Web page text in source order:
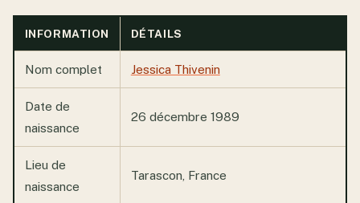
INFORMATION DÉTAILS
Nom complet Jessica Thivenin
Date de
naissance
26 décembre 1989
Lieu de
naissance
Tarascon, France